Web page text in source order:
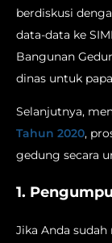
berdiskusi
data-data ke
Bangunan
dinas untuk
Selanjutnya,
Tahun 2020,
gedung secara
1.
Jika Anda